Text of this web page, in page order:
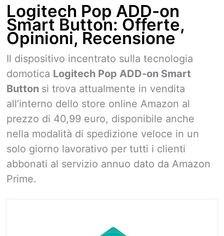
Logitech Pop ADD-on
Smart Button: Offerte,
Opinioni, Recensione
Il dispositivo incentrato sulla tecnologia
domotica Logitech Pop ADD-on Smart
Button si trova attualmente in vendita
all’interno dello store online Amazon al
prezzo di 40,99 euro, disponibile anche
nella modalità di spedizione veloce in un
solo giorno lavorativo per tutti i clienti
abbonati al servizio annuo dato da Amazon
Prime.